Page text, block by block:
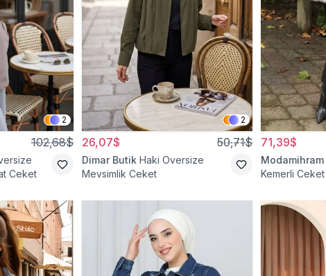
2
102,68$
Ceket
2
26,07$ 50,71$
Dimar Butik Haki Oversize
Mevsimlik Ceket
71,39$
Modamihram
Kemerli Ceket